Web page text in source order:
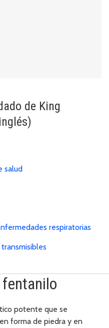
de King
salud
respiratorias
potente que se
forma de piedra y en